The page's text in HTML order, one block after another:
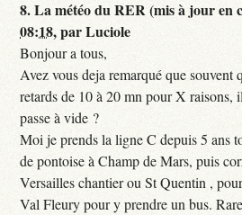
8.La météo du RER (mis à jour en
08:18,parLuciole
Bonjour a tous,
Avez vous deja remarqué que souvent
retards de 10 à 20 mn pour X raisons,
passe à vide ?
Moi je prends la ligne C depuis 5 ans
de pontoise à Champ de Mars, puis
Versailles chantier ou St Quentin ,
Val Fleury pour y prendre un bus.